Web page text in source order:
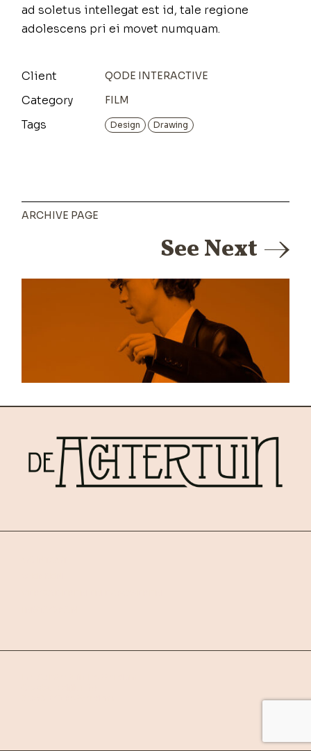
ad soletus intellegat est id, tale regione
adolescens pri ei movet numquam.
Client QODE INTERACTIVE
Category FILM
Tags Design Drawing
ARCHIVE PAGE
See Next